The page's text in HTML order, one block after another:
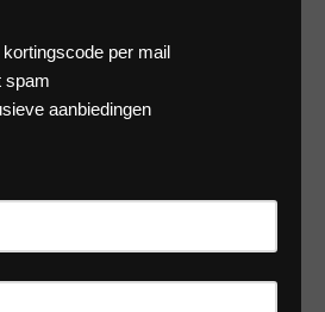
per mail
spam
aanbiedingen